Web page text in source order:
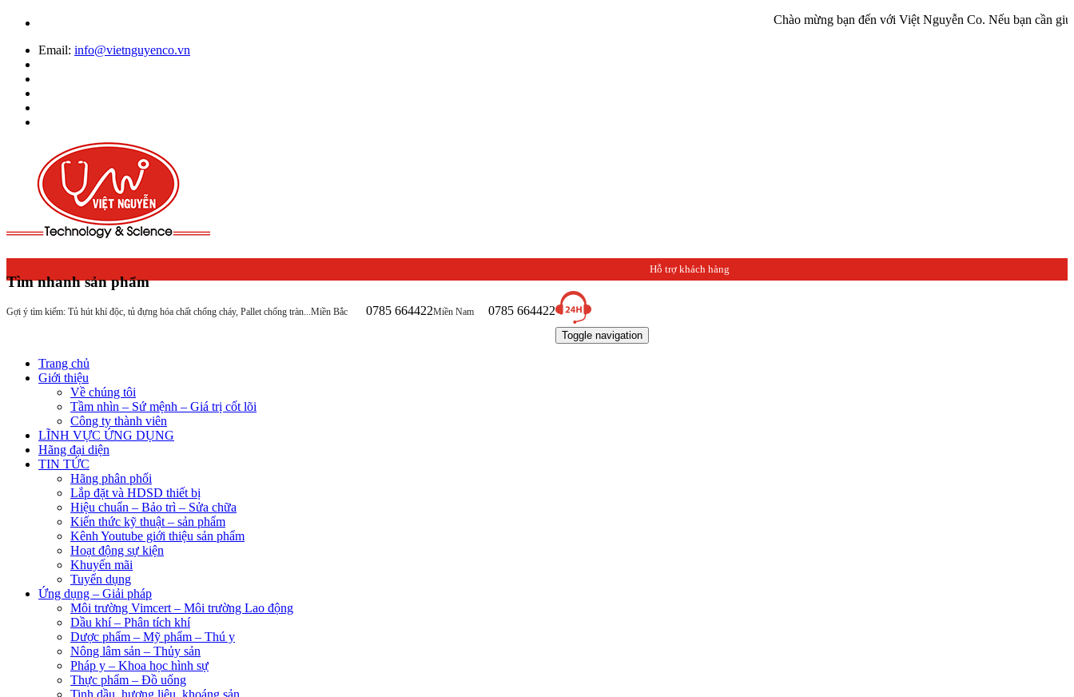
Chào mừng bạn đến với Việt Nguyễn Co. Nếu bạn cần giúp đỡ
Email: info@vietnguyenco.vn
Tìm nhanh sản phẩm
Gợi ý tìm kiếm: Tủ hút khí độc, tủ đựng hóa chất chống cháy, Pallet chống tràn...
Hỗ trợ khách hàng
Miền Bắc 0785 664422Miền Nam 0785 664422
Toggle navigation
Trang chủ
Giới thiệu
Về chúng tôi
Tầm nhìn – Sứ mệnh – Giá trị cốt lõi
Công ty thành viên
LĨNH VỰC ỨNG DỤNG
Hãng đại diện
TIN TỨC
Hãng phân phối
Lắp đặt và HDSD thiết bị
Hiệu chuẩn – Bảo trì – Sửa chữa
Kiến thức kỹ thuật – sản phẩm
Kênh Youtube giới thiệu sản phẩm
Hoạt động sự kiện
Khuyến mãi
Tuyển dụng
Ứng dụng – Giải pháp
Môi trường Vimcert – Môi trường Lao động
Dầu khí – Phân tích khí
Dược phẩm – Mỹ phẩm – Thú y
Nông lâm sản – Thủy sản
Pháp y – Khoa học hình sự
Thực phẩm – Đồ uống